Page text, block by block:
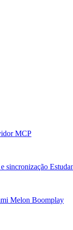
MCP
sincronização
Melon Boomplay